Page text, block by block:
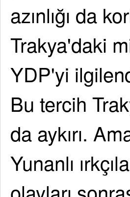
azınlığı da
Trakya'daki
YDP'yi
Bu tercih
da aykırı.
Yunanlı